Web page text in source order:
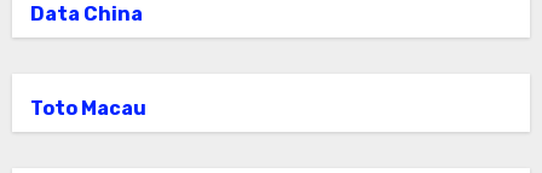
Data China
Toto Macau